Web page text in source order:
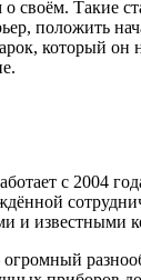
о своём. Такие
положить
который он
с 2004
и известными